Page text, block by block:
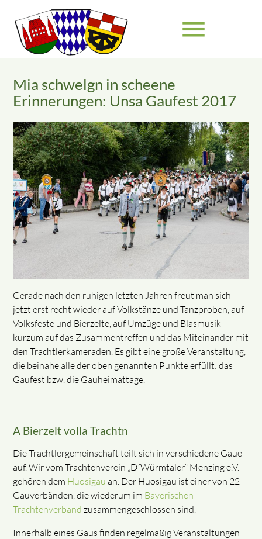
menu
Suchbegriffe
Mia schwelgn in scheene
Erinnerungen: Unsa Gaufest 2017
Gerade nach den ruhigen letzten Jahren freut man sich
jetzt erst recht wieder auf Volkstänze und Tanzproben, auf
Volksfeste und Bierzelte, auf Umzüge und Blasmusik –
kurzum auf das Zusammentreffen und das Miteinander mit
den Trachtlerkameraden. Es gibt eine große Veranstaltung,
die beinahe alle der oben genannten Punkte erfüllt: das
Gaufest bzw. die Gauheimattage.
A Bierzelt volla Trachtn
Die Trachtlergemeinschaft teilt sich in verschiedene Gaue
auf. Wir vom Trachtenverein „D´Würmtaler“ Menzing e.V.
gehören dem Huosigau an. Der Huosigau ist einer von 22
Gauverbänden, die wiederum im Bayerischen
Trachtenverband zusammengeschlossen sind.
Innerhalb eines Gaus finden regelmäßig Veranstaltungen